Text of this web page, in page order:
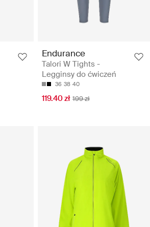
Endurance
Talori W Tights -
Legginsy do ćwiczeń
36 38 40
119.40 zł 199 zł